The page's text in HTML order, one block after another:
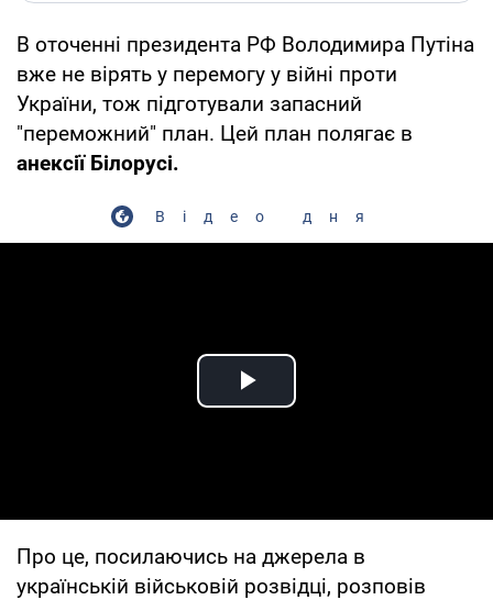
В оточенні президента РФ Володимира Путіна
вже не вірять у перемогу у війні проти
України, тож підготували запасний
"переможний" план. Цей план полягає в
анексії Білорусі.
Відео дня
Play Video
Про це, посилаючись на джерела в
українській військовій розвідці, розповів